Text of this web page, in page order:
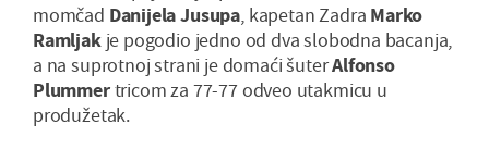
momčad Danijela Jusupa, kapetan Zadra Marko
Ramljakje pogodio jedno od dva slobodna bacanja,
a na suprotnoj strani je domaći šuterAlfonso
Plummertricom za 77-77 odveo utakmicu u
produžetak.